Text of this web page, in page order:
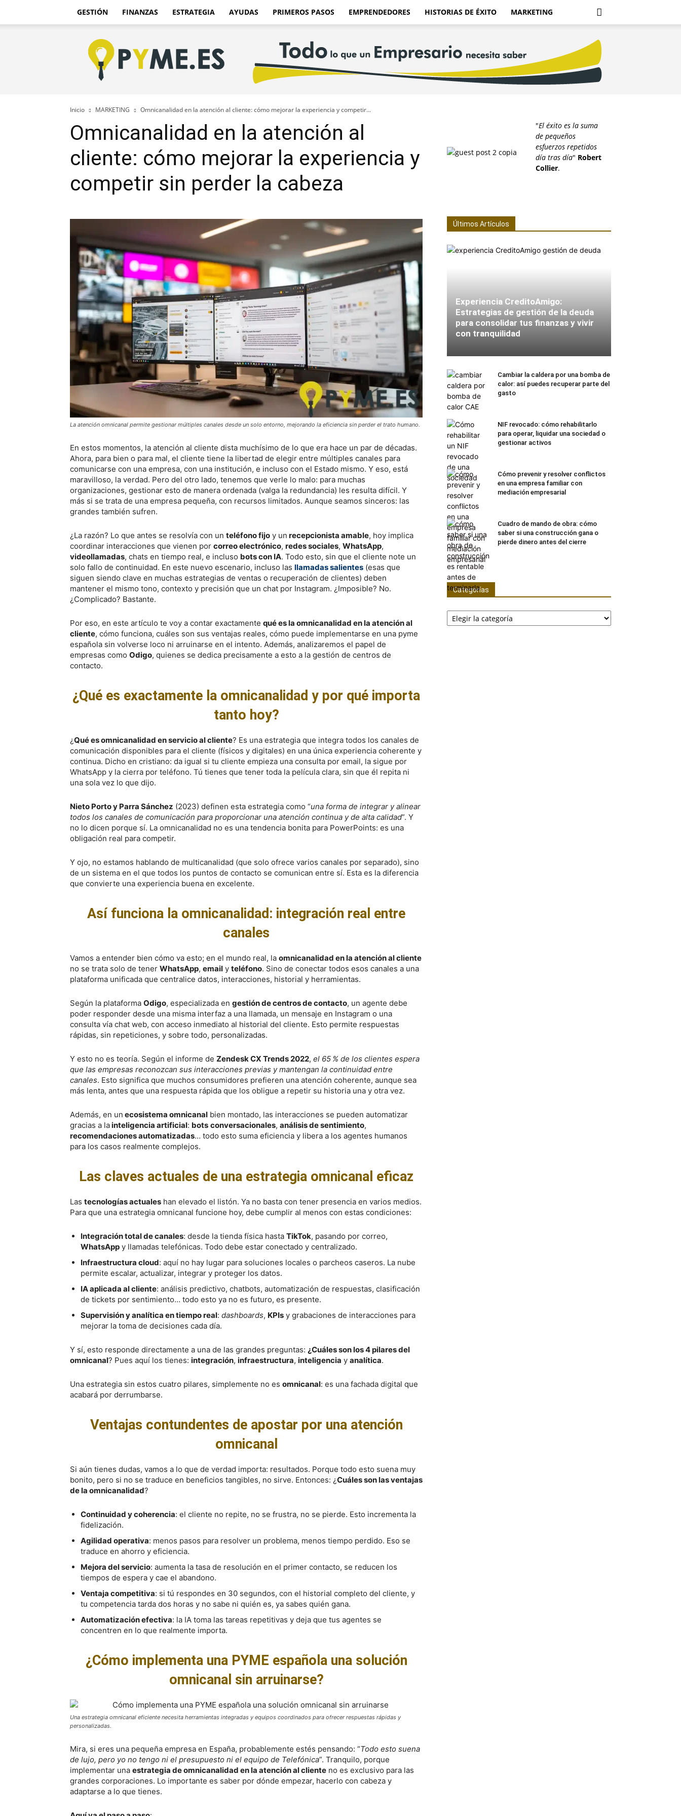
GESTIÓN FINANZAS ESTRATEGIA AYUDAS PRIMEROS PASOS EMPRENDEDORES HISTORIAS DE ÉXITO MARKETING
Pyme.es
–
Portal
PYME
de
Inicio MARKETING Omnicanalidad en la atención al cliente: cómo mejorar la experiencia y competir...
Omnicanalidad en la atención al
cliente: cómo mejorar la experiencia y
competir sin perder la cabeza
La atención omnicanal permite gestionar múltiples canales desde un solo entorno, mejorando la eficiencia sin perder el trato humano.
En estos momentos, la atención al cliente dista muchísimo de lo que era hace un par de décadas.
Ahora, para bien o para mal, el cliente tiene la libertad de elegir entre múltiples canales para
comunicarse con una empresa, con una institución, e incluso con el Estado mismo. Y eso, está
maravilloso, la verdad. Pero del otro lado, tenemos que verle lo malo: para muchas
organizaciones, gestionar esto de manera ordenada (valga la redundancia) les resulta difícil. Y
más si se trata de una empresa pequeña, con recursos limitados. Aunque seamos sinceros: las
grandes también sufren.
¿La razón? Lo que antes se resolvía con un teléfono fijo y un recepcionista amable, hoy implica
coordinar interacciones que vienen por correo electrónico, redes sociales, WhatsApp,
videollamadas, chats en tiempo real, e incluso bots con IA. Todo esto, sin que el cliente note un
solo fallo de continuidad. En este nuevo escenario, incluso las llamadas salientes (esas que
siguen siendo clave en muchas estrategias de ventas o recuperación de clientes) deben
mantener el mismo tono, contexto y precisión que un chat por Instagram. ¿Imposible? No.
¿Complicado? Bastante.
Por eso, en este artículo te voy a contar exactamente qué es la omnicanalidad en la atención al
cliente, cómo funciona, cuáles son sus ventajas reales, cómo puede implementarse en una pyme
española sin volverse loco ni arruinarse en el intento. Además, analizaremos el papel de
empresas como Odigo, quienes se dedica precisamente a esto a la gestión de centros de
contacto.
¿Qué es exactamente la omnicanalidad y por qué importa
tanto hoy?
¿Qué es omnicanalidad en servicio al cliente? Es una estrategia que integra todos los canales de
comunicación disponibles para el cliente (físicos y digitales) en una única experiencia coherente y
continua. Dicho en cristiano: da igual si tu cliente empieza una consulta por email, la sigue por
WhatsApp y la cierra por teléfono. Tú tienes que tener toda la película clara, sin que él repita ni
una sola vez lo que dijo.
Nieto Porto y Parra Sánchez (2023) definen esta estrategia como “una forma de integrar y alinear
todos los canales de comunicación para proporcionar una atención continua y de alta calidad”. Y
no lo dicen porque sí. La omnicanalidad no es una tendencia bonita para PowerPoints: es una
obligación real para competir.
Y ojo, no estamos hablando de multicanalidad (que solo ofrece varios canales por separado), sino
de un sistema en el que todos los puntos de contacto se comunican entre sí. Esta es la diferencia
que convierte una experiencia buena en excelente.
Así funciona la omnicanalidad: integración real entre
canales
Vamos a entender bien cómo va esto; en el mundo real, la omnicanalidad en la atención al cliente
no se trata solo de tener WhatsApp, email y teléfono. Sino de conectar todos esos canales a una
plataforma unificada que centralice datos, interacciones, historial y herramientas.
Según la plataforma Odigo, especializada en gestión de centros de contacto, un agente debe
poder responder desde una misma interfaz a una llamada, un mensaje en Instagram o una
consulta vía chat web, con acceso inmediato al historial del cliente. Esto permite respuestas
rápidas, sin repeticiones, y sobre todo, personalizadas.
Y esto no es teoría. Según el informe de Zendesk CX Trends 2022, el 65 % de los clientes espera
que las empresas reconozcan sus interacciones previas y mantengan la continuidad entre
canales. Esto significa que muchos consumidores prefieren una atención coherente, aunque sea
más lenta, antes que una respuesta rápida que los obligue a repetir su historia una y otra vez.
Además, en un ecosistema omnicanal bien montado, las interacciones se pueden automatizar
gracias a lainteligencia artificial: bots conversacionales, análisis de sentimiento,
recomendaciones automatizadas… todo esto suma eficiencia y libera a los agentes humanos
para los casos realmente complejos.
Las claves actuales de una estrategia omnicanal eficaz
Las tecnologías actuales han elevado el listón. Ya no basta con tener presencia en varios medios.
Para que una estrategia omnicanal funcione hoy, debe cumplir al menos con estas condiciones:
Integración total de canales: desde la tienda física hasta TikTok, pasando por correo,
WhatsApp y llamadas telefónicas. Todo debe estar conectado y centralizado.
Infraestructura cloud: aquí no hay lugar para soluciones locales o parcheos caseros. La nube
permite escalar, actualizar, integrar y proteger los datos.
IA aplicada al cliente: análisis predictivo, chatbots, automatización de respuestas, clasificación
de tickets por sentimiento… todo esto ya no es futuro, es presente.
Supervisión y analítica en tiempo real: dashboards, KPIs y grabaciones de interacciones para
mejorar la toma de decisiones cada día.
Y sí, esto responde directamente a una de las grandes preguntas: ¿Cuáles son los 4 pilares del
omnicanal? Pues aquí los tienes: integración, infraestructura, inteligencia y analítica.
Una estrategia sin estos cuatro pilares, simplemente no es omnicanal: es una fachada digital que
acabará por derrumbarse.
Ventajas contundentes de apostar por una atención
omnicanal
Si aún tienes dudas, vamos a lo que de verdad importa: resultados. Porque todo esto suena muy
bonito, pero si no se traduce en beneficios tangibles, no sirve. Entonces: ¿Cuáles son las ventajas
de la omnicanalidad?
Continuidad y coherencia: el cliente no repite, no se frustra, no se pierde. Esto incrementa la
fidelización.
Agilidad operativa: menos pasos para resolver un problema, menos tiempo perdido. Eso se
traduce en ahorro y eficiencia.
Mejora del servicio: aumenta la tasa de resolución en el primer contacto, se reducen los
tiempos de espera y cae el abandono.
Ventaja competitiva: si tú respondes en 30 segundos, con el historial completo del cliente, y
tu competencia tarda dos horas y no sabe ni quién es, ya sabes quién gana.
Automatización efectiva: la IA toma las tareas repetitivas y deja que tus agentes se
concentren en lo que realmente importa.
¿Cómo implementa una PYME española una solución
omnicanal sin arruinarse?
Una estrategia omnicanal eficiente necesita herramientas integradas y equipos coordinados para ofrecer respuestas rápidas y
personalizadas.
Mira, si eres una pequeña empresa en España, probablemente estés pensando: “Todo esto suena
de lujo, pero yo no tengo ni el presupuesto ni el equipo de Telefónica”. Tranquilo, porque
implementar una estrategia de omnicanalidad en la atención al cliente no es exclusivo para las
grandes corporaciones. Lo importante es saber por dónde empezar, hacerlo con cabeza y
adaptarse a lo que tienes.
"El éxito es la suma
de pequeños
esfuerzos repetidos
día tras día" Robert
Collier.
Últimos Artículos
Experiencia CreditoAmigo:
Estrategias de gestión de la deuda
para consolidar tus finanzas y vivir
con tranquilidad
Cambiar la caldera por una bomba de
calor: así puedes recuperar parte del
gasto
NIF revocado: cómo rehabilitarlo
para operar, liquidar una sociedad o
gestionar activos
Cómo prevenir y resolver conflictos
en una empresa familiar con
mediación empresarial
Cuadro de mando de obra: cómo
saber si una construcción gana o
pierde dinero antes del cierre
Categorías
Categorías